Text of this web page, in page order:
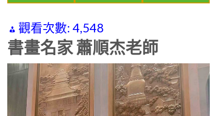
觀看次數: 4,548
書畫名家 蕭順杰老師